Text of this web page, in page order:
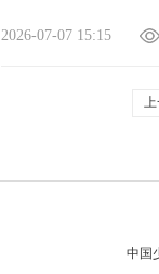
2026-07-07 15:15
上
中国